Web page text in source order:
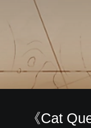
《Cat